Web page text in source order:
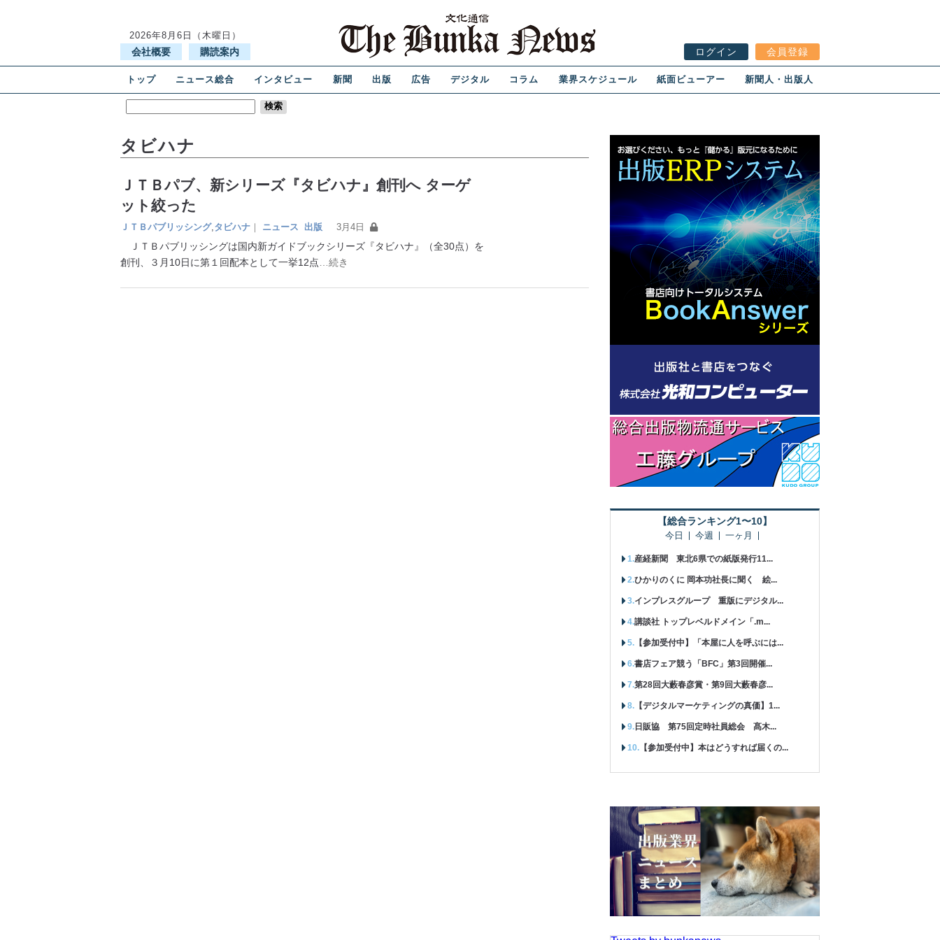
2026年8月6日（木曜日）
会社概要 購読案内 ログイン 会員登録
トップ ニュース総合 インタビュー 新聞 出版 広告 デジタル コラム 業界スケジュール 紙面ビューアー 新聞人・出版人
タビハナ
ＪＴＢパブ、新シリーズ『タビハナ』創刊へ ターゲ
ット絞った
ＪＴＢパブリッシング,タビハナ ｜ ニュース 出版 3月4日
ＪＴＢパブリッシングは国内新ガイドブックシリーズ『タビハナ』（全30点）を
創刊、３月10日に第１回配本として一挙12点 …続き
【総合ランキング1〜10】
今日 今週 一ヶ月
産経新聞 東北6県での紙版発行11...
ひかりのくに 岡本功社長に聞く 絵...
インプレスグループ 重版にデジタル...
講談社 トップレベルドメイン「.m...
【参加受付中】「本屋に人を呼ぶには...
書店フェア競う「BFC」第3回開催...
第28回大藪春彦賞・第9回大藪春彦...
【デジタルマーケティングの真価】1...
日販協 第75回定時社員総会 髙木...
【参加受付中】本はどうすれば届くの...